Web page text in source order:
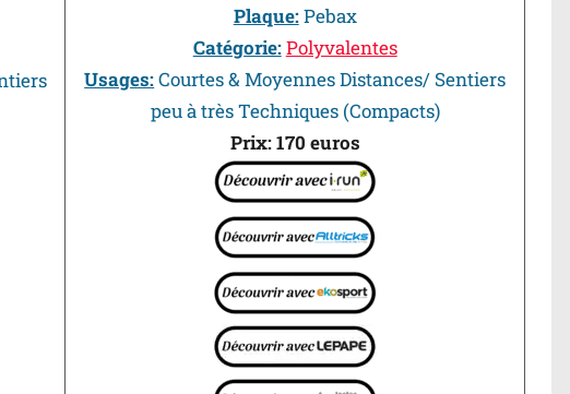
Plaque:Pebax
Catégorie:Polyvalentes
Usages:Courtes & Moyennes Distances/ Sentiers
peu à très Techniques (Compacts)
Prix: 170 euros